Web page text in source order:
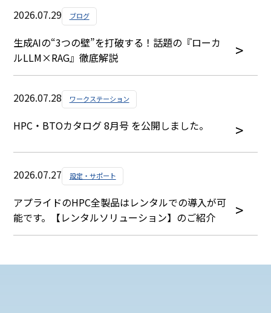
2026.07.29 ブログ
生成AIの“3つの壁”を打破する！話題の『ローカ
ルLLM×RAG』徹底解説
2026.07.28 ワークステーション
HPC・BTOカタログ 8月号 を公開しました。
2026.07.27 設定・サポート
アプライドのHPC全製品はレンタルでの導入が可
能です。【レンタルソリューション】のご紹介